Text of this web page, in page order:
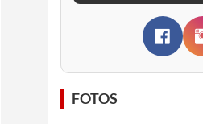
FOTOS